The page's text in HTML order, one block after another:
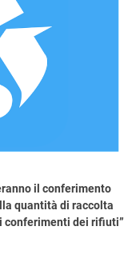
il conferimento
quantità di raccolta
conferimenti dei rifiuti”